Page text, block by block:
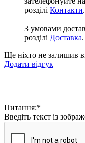
розділі Контакти.
З умовами
розділі Доставка.
Ще ніхто не залишив
Додати відгук
Питання:*
Введіть текст із